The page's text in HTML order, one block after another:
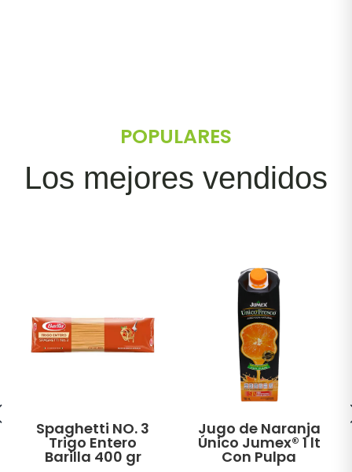
POPULARES
Los mejores vendidos
Spaghetti NO. 3
Trigo Entero
Barilla 400 gr
Jugo de Naranja
Único Jumex® 1 lt
Con Pulpa